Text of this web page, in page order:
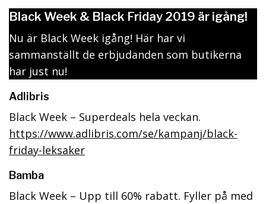
Black Week & Black Friday 2019 är igång!
Nu är Black Week igång! Här har vi
sammanställt de erbjudanden som butikerna
har just nu!
Adlibris
Black Week – Superdeals hela veckan.
https://www.adlibris.com/se/kampanj/black-
friday-leksaker
Bamba
Black Week – Upp till 60% rabatt. Fyller på med